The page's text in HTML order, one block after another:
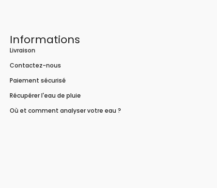
Informations
Livraison
Contactez-nous
Paiement sécurisé
Récupérer l'eau de pluie
Où et comment analyser votre eau ?